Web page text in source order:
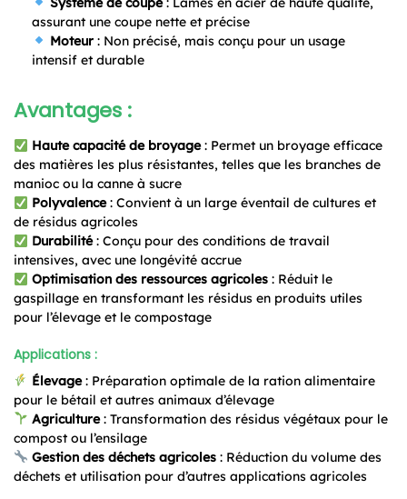
assurant une coupe nette et précise
Moteur: Non précisé, mais conçu pour un usage
intensif et durable
Avantages :
Haute capacité de broyage: Permet un broyage efficace
des matières les plus résistantes, telles que les branches de
manioc ou la canne à sucre
Polyvalence: Convient à un large éventail de cultures et
de résidus agricoles
Durabilité: Conçu pour des conditions de travail
intensives, avec une longévité accrue
Optimisation des ressources agricoles: Réduit le
gaspillage en transformant les résidus en produits utiles
pour l’élevage et le compostage
Applications :
Élevage: Préparation optimale de la ration alimentaire
pour le bétail et autres animaux d’élevage
Agriculture: Transformation des résidus végétaux pour le
compost ou l’ensilage
Gestion des déchets agricoles: Réduction du volume des
déchets et utilisation pour d’autres applications agricoles